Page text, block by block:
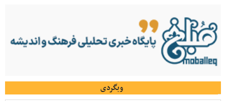
وبگردی